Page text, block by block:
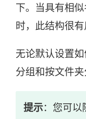
下。当具有相
时，此结构很有
无论默认设置
分组和按文件夹
提示：您可以